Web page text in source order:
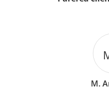
M.